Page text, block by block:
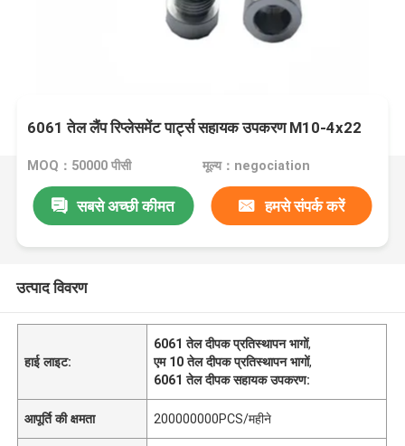
6061 तेल लैंप रिप्लेसमेंट पार्ट्स सहायक उपकरण M10-4x22
MOQ：50000 पीसी मूल्य：negociation
सबसे अच्छी कीमत हमसे संपर्क करें
उत्पाद विवरण
हाई लाइट:
6061 तेल दीपक प्रतिस्थापन भागों,
एम 10 तेल दीपक प्रतिस्थापन भागों,
6061 तेल दीपक सहायक उपकरण:
आपूर्ति की क्षमता 200000000PCS/महीने